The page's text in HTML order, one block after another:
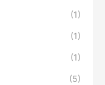
(1)
(1)
(1)
(5)